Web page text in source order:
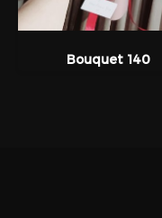
Bouquet 140